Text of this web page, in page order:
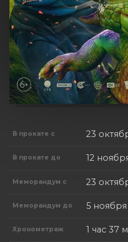
В прокате с 23
В прокате до 12
Меморандум с 23
Меморандум до 5 ноября
Хронометраж 1 час 37